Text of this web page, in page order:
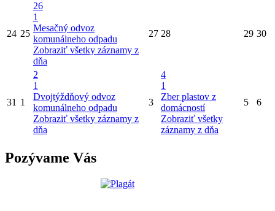
24 25
26
1
Mesačný odvoz
komunálneho odpadu
Zobraziť všetky záznamy z
dňa
27 28 29 30
31 1
2
1
Dvojtýždňový odvoz
komunálneho odpadu
Zobraziť všetky záznamy z
dňa
3
4
1
Zber plastov z
domácností
Zobraziť všetky
záznamy z dňa
5 6
Pozývame Vás